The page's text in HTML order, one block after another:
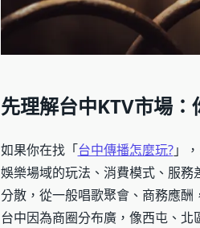
先理解台中KTV市場
如果你在找「台中傳播怎麼玩?」
娛樂場域的玩法、消費模式、服
分散，從一般唱歌聚會、商務應酬
台中因為商圈分布廣，像西屯、